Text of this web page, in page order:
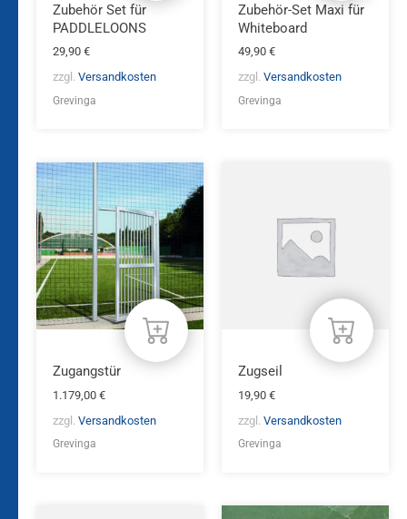
Zubehör Set für
PADDLELOONS
29,90 €
zzgl. Versandkosten
Grevinga
Zubehör-Set Maxi für
Whiteboard
49,90 €
zzgl. Versandkosten
Grevinga
Zugangstür
1.179,00 €
zzgl. Versandkosten
Grevinga
Zugseil
19,90 €
zzgl. Versandkosten
Grevinga